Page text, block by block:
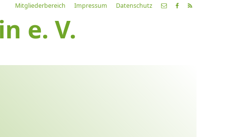
Mitgliederbereich Impressum Datenschutz
e. V.
Letzte Alle